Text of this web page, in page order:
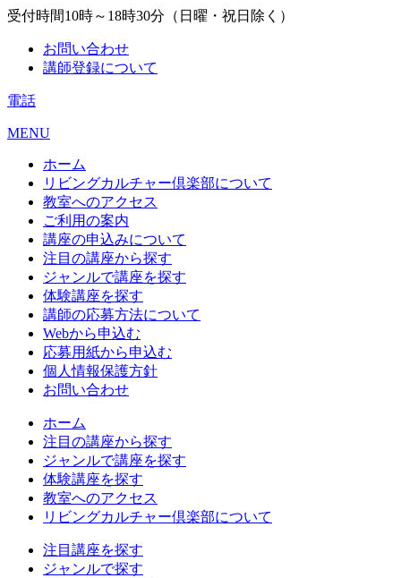
受付時間10時～18時30分（日曜・祝日除く）
お問い合わせ
講師登録について
電話
MENU
ホーム
リビングカルチャー倶楽部について
教室へのアクセス
ご利用の案内
講座の申込みについて
注目の講座から探す
ジャンルで講座を探す
体験講座を探す
講師の応募方法について
Webから申込む
応募用紙から申込む
個人情報保護方針
お問い合わせ
ホーム
注目の講座から探す
ジャンルで講座を探す
体験講座を探す
教室へのアクセス
リビングカルチャー倶楽部について
注目講座を探す
ジャンルで探す